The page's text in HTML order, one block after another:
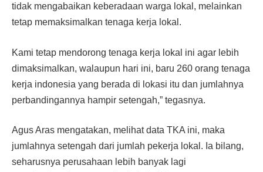
tidak mengabaikan ke­beradaan warga lokal, me­lainkan
tetap memaksimalkan tenaga kerja lokal.
Kami tetap mendorong tena­ga kerja lokal ini agar lebih
di­maksimalkan, walaupun hari ini, baru 260 orang tenaga
kerja indonesia yang berada di lokasi itu dan jumlahnya
perbandin­gannya hampir setengah,” te­gasnya.
Agus Aras mengatakan, melihat data TKA ini, maka
jumlahnya setengah dari jum­lah pekerja lokal. Ia bilang,
seharusnya perusahaan lebih banyak lagi